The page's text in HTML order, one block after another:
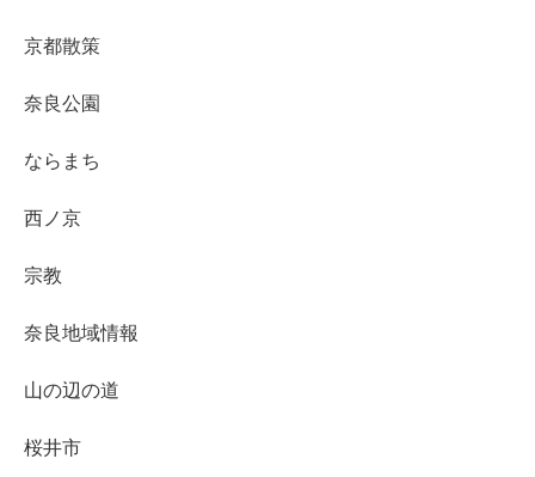
京都散策
奈良公園
ならまち
西ノ京
宗教
奈良地域情報
山の辺の道
桜井市